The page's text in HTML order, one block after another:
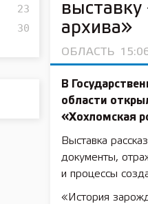
23
30
выставку
архива»
ОБЛАСТЬ
В
области
«Хохломская
Выставка
документы,
и процессы
«История